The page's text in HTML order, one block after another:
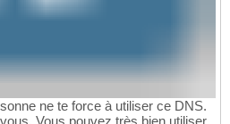
ne te force à utiliser ce DNS.